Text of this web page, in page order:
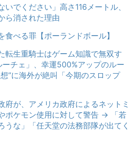
いでください」高さ116メートル、
ら消された理由
食べる罪【ポーランドボール】
転生重騎士はゲーム知識で無双す
チェ」、幸運500%アップのルー
”に海外が絶叫「今期のスロップ
府が、アメリカ政府によるネットミ
ポケモン使用に対して警告 → 「若
うな」「任天堂の法務部隊が出てく